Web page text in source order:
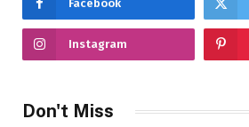
Facebook
Instagram
Don't Miss